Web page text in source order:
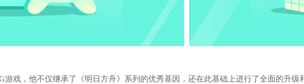
游戏，他不仅继承了《明日方舟》系列的优秀基因，还在此基础上进行了全面的升级